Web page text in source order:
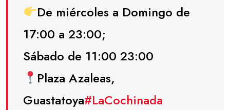
De miércoles a Domingo de
17:00 a 23:00;
Sábado de 11:00 23:00
Plaza Azaleas,
Guastatoya#LaCochinada